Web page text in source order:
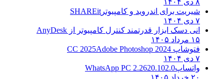
شیریت برای اندروید و کامپیوتر SHAREit
۷ دی ۱۴۰۴
انی دسک ابزار قدرتمند کنترل کامپیوتر از AnyDesk
۱۵ مرداد ۱۴۰۵
فتوشاپ CC 2025 Adobe Photoshop 2024
۷ دی ۱۴۰۴
واتساپWhatsApp PC 2.2620.102.0
۲۰ خرداد ۱۴۰۵